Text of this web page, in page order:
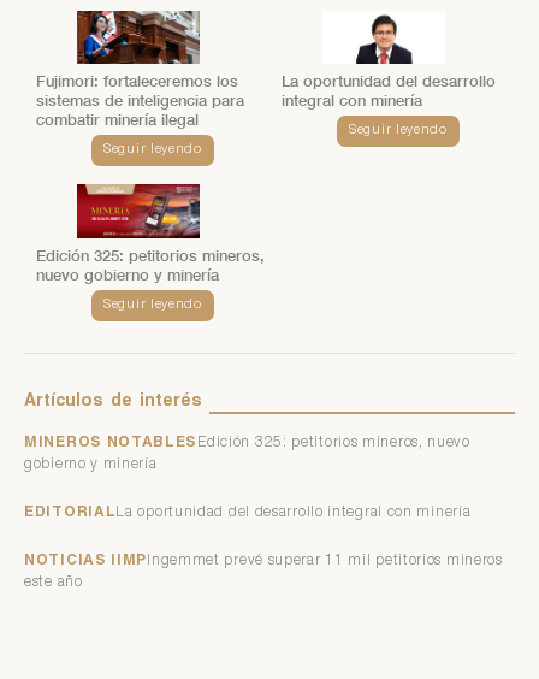
Fujimori: fortaleceremos los
sistemas de inteligencia para
combatir minería ilegal
Seguir leyendo
La oportunidad del desarrollo
integral con minería
Seguir leyendo
Edición 325: petitorios mineros,
nuevo gobierno y minería
Seguir leyendo
Artículos de interés
MINEROS NOTABLES Edición 325: petitorios mineros, nuevo
gobierno y minería
EDITORIAL La oportunidad del desarrollo integral con minería
NOTICIAS IIMP Ingemmet prevé superar 11 mil petitorios mineros
este año